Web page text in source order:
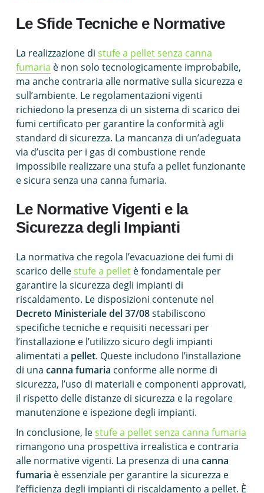
Le Sfide Tecniche e Normative
La realizzazione di stufe a pellet senza canna
fumaria è non solo tecnologicamente improbabile,
ma anche contraria alle normative sulla sicurezza e
sull’ambiente. Le regolamentazioni vigenti
richiedono la presenza di un sistema di scarico dei
fumi certificato per garantire la conformità agli
standard di sicurezza. La mancanza di un’adeguata
via d’uscita per i gas di combustione rende
impossibile realizzare una stufa a pellet funzionante
e sicura senza una canna fumaria.
Le Normative Vigenti e la
Sicurezza degli Impianti
La normativa che regola l’evacuazione dei fumi di
scarico dellestufe a pelletè fondamentale per
garantire la sicurezza degli impianti di
riscaldamento. Le disposizioni contenute nel
Decreto Ministeriale del 37/08stabiliscono
specifiche tecniche e requisiti necessari per
l’installazione e l’utilizzo sicuro degli impianti
alimentati a pellet. Queste includono l’installazione
di una canna fumaria conforme alle norme di
sicurezza, l’uso di materiali e componenti approvati,
il rispetto delle distanze di sicurezza e la regolare
manutenzione e ispezione degli impianti.
In conclusione, lestufe a pellet senza canna fumaria
rimangono una prospettiva irrealistica e contraria
alle normative vigenti. La presenza di una canna
fumaria è essenziale per garantire la sicurezza e
l’efficienza degli impianti di riscaldamento a pellet. È